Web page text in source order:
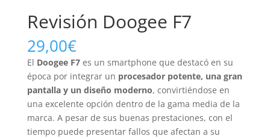
Revisión Doogee F7
29,00€
El Doogee F7es un smartphone que destacó en su
época por integrar un procesador potente, una gran
pantalla y un diseño moderno, convirtiéndose en
una excelente opción dentro de la gama media de la
marca. A pesar de sus buenas prestaciones, con el
tiempo puede presentar fallos que afectan a su